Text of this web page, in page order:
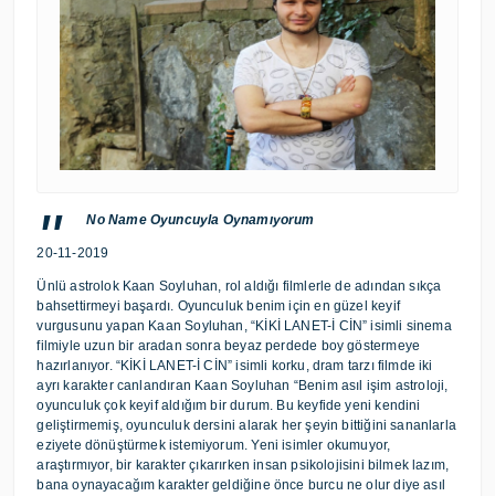
No Name Oyuncuyla Oynamıyorum
20-11-2019
Ünlü astrolok Kaan Soyluhan, rol aldığı filmlerle de adından sıkça
bahsettirmeyi başardı. Oyunculuk benim için en güzel keyif
vurgusunu yapan Kaan Soyluhan, “KİKİ LANET-İ CİN” isimli sinema
filmiyle uzun bir aradan sonra beyaz perdede boy göstermeye
hazırlanıyor. “KİKİ LANET-İ CİN” isimli korku, dram tarzı filmde iki
ayrı karakter canlandıran Kaan Soyluhan “Benim asıl işim astroloji,
oyunculuk çok keyif aldığım bir durum. Bu keyfide yeni kendini
geliştirmemiş, oyunculuk dersini alarak her şeyin bittiğini sananlarla
eziyete dönüştürmek istemiyorum. Yeni isimler okumuyor,
araştırmıyor, bir karakter çıkarırken insan psikolojisini bilmek lazım,
bana oynayacağım karakter geldiğine önce burcu ne olur diye asıl